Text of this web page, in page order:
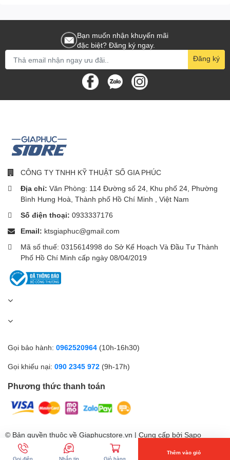
quan để bạn có hình ảnh đẹp nhất trong các cuộc gọi video.
Bạn muốn nhận khuyến mãi
đặc biệt? Đăng ký ngay.
Đăng ký
CÔNG TY TNHH KỸ THUẬT SỐ GIA PHÚC
Địa chỉ: Văn Phòng: 114 Đường số 24, Khu phố 24, Phường
Bình Hưng Hoà, Thành phố Hồ Chí Minh , Việt Nam
Số điện thoại: 0933337176
Email: ktsgiaphuc@gmail.com
Mã số thuế: 0315614998 do Sở Kế Hoạch Và Đầu Tư Thành
Phố Hồ Chí Minh cấp ngày 08/04/2019
Gọi bảo hành: 0962520964 (10h-16h30)
Gọi khiếu nại: 090 2345 972 (9h-17h)
Phương thức thanh toán
© Bản quyền thuộc về Giaphucstore.vn | Cung cấp bởi Sapo
Gọi điện Nhắn tin Giỏ hàng
Thêm vào giỏ